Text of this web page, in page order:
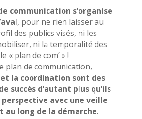
communication s’organise
, pour ne rien laisser au
des publics visés, ni les
ni la temporalité des
« plan de com’ » !
plan de communication,
la coordination sont des
succès d’autant plus qu’ils
avec une veille
long de la démarche.